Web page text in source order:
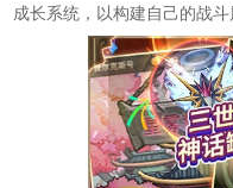
成长系统，以构建自己的战斗